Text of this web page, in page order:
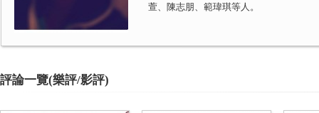
萱、陳志朋、範瑋琪等人。
評論一覽(樂評/影評)